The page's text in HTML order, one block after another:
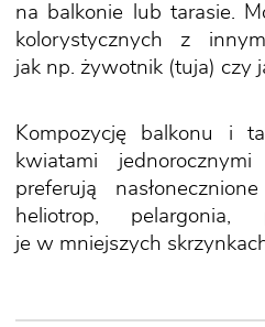
na balkonie lub tarasie.
kolorystycznych z
jak np. żywotnik (tuja) czy
Kompozycję balkonu i
kwiatami
preferują
heliotrop,
je w mniejszych